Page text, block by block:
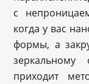
с
когда у вас
формы, а
приходит